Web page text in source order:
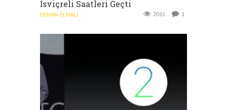
İsviçreli Saatleri Geçti
ERMAN ELMALI 2061 1